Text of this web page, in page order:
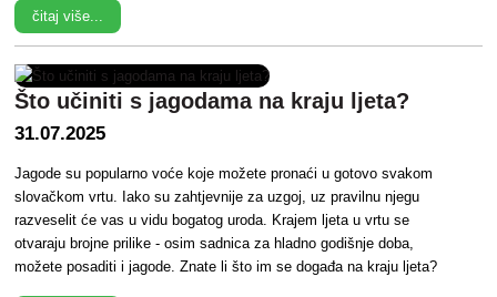
čitaj više...
Što učiniti s jagodama na kraju ljeta?
31.07.2025
Jagode su popularno voće koje možete pronaći u gotovo svakom
slovačkom vrtu. Iako su zahtjevnije za uzgoj, uz pravilnu njegu
razveselit će vas u vidu bogatog uroda. Krajem ljeta u vrtu se
otvaraju brojne prilike - osim sadnica za hladno godišnje doba,
možete posaditi i jagode. Znate li što im se događa na kraju ljeta?